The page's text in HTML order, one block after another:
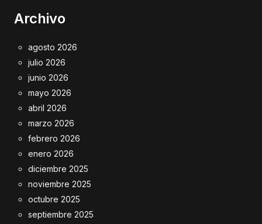
Archivo
agosto 2026
julio 2026
junio 2026
mayo 2026
abril 2026
marzo 2026
febrero 2026
enero 2026
diciembre 2025
noviembre 2025
octubre 2025
septiembre 2025